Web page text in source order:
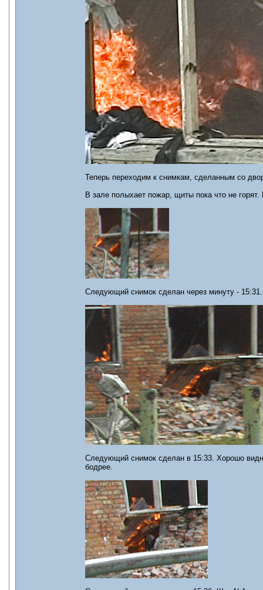
Теперь переходим к снимкам, сделанным со
В зале полыхает пожар, щиты пока что не
Следующий снимок сделан через минуту -
Следующий снимок сделан в 15:33. Хорошо
бодрее.